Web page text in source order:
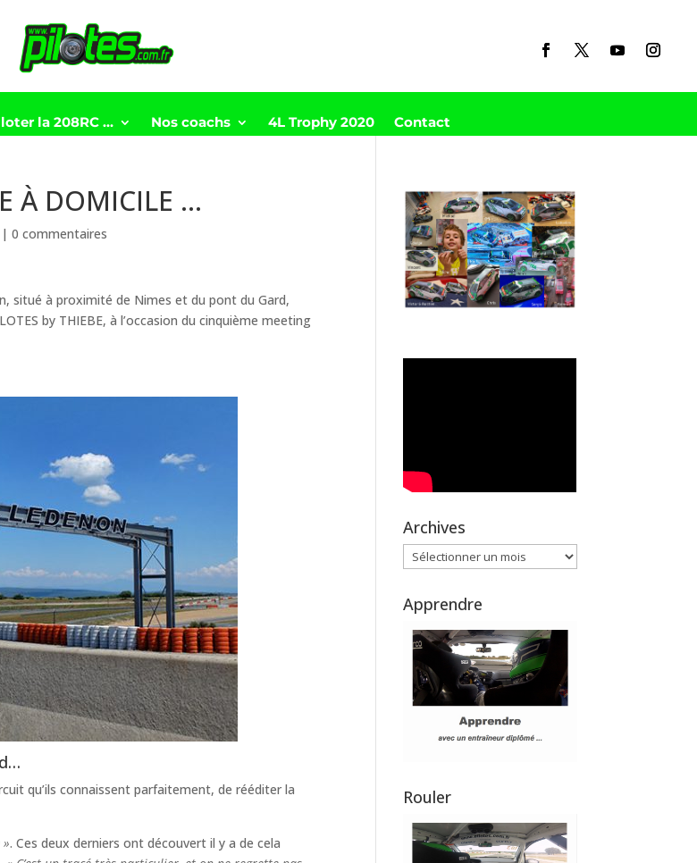
la 208RC … Nos coachs 4L Trophy 2020 Contact
À DOMICILE …
|0 commentaires
situé à proximité de Nimes et du pont du Gard,
by THIEBE, à l’occasion du cinquième meeting
qu’ils connaissent parfaitement, de rééditer la
». Ces deux derniers ont découvert il y a de cela
Archives
Archives
Apprendre
Rouler